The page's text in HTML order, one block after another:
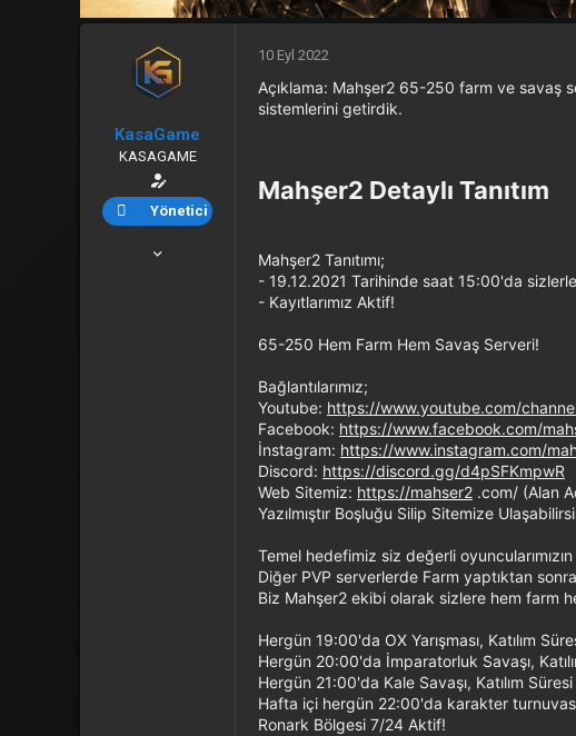
KasaGame
KASAGAME
Yönetici
7 Eyl 2022
10 Eyl 2022
Açıklama: Mahşer2 65-250 farm ve savaş
sistemlerini getirdik.
Mahşer2 Detaylı Tanıtım​
Mahşer2 Tanıtımı;
- 19.12.2021 Tarihinde saat 15:00'da
- Kayıtlarımız Aktif!
65-250 Hem Farm Hem Savaş Serveri!
Bağlantılarımız;
Youtube: https://www.youtube.com/
Facebook: https://www.facebook.com/
İnstagram: https://www.instagram.com/
Discord: https://discord.gg/d4pSFKmpwR
Web Sitemiz: https://mahser2 .com/ (Alan
Yazılmıştır Boşluğu Silip Sitemize
Temel hedefimiz siz değerli
Diğer PVP serverlerde Farm yaptıktan
Biz Mahşer2 ekibi olarak sizlere hem farm
Hergün 19:00'da OX Yarışması, Katılım
Hergün 20:00'da İmparatorluk Savaşı,
Hergün 21:00'da Kale Savaşı, Katılım
Hafta içi hergün 22:00'da karakter
Ronark Bölgesi 7/24 Aktif!